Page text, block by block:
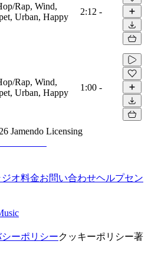
Rap, Wind,
Urban, Happy
2:12 -
Rap, Wind,
Urban, Happy
1:00 -
Jamendo Licensing
オ料金お問い合わせヘルプセン
ーポリシークッキーポリシー著